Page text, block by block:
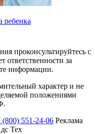
ребенка
проконсультируйтесь с
ответственности за
информации.
характер и не
положениями
(800) 551-24-06 Реклама
Тех